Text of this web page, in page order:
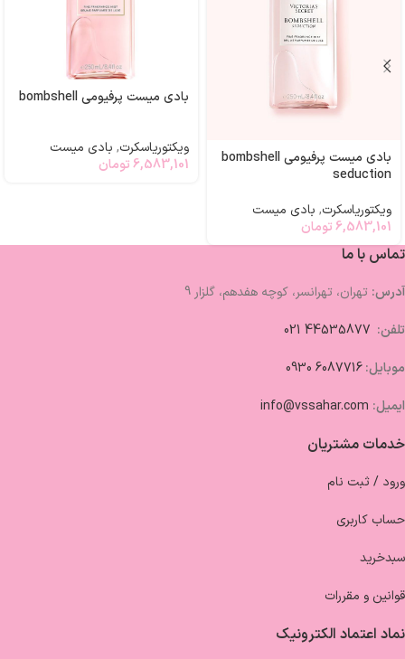
بادی میست پرفیومی bombshell
seduction
ویکتوریاسکرت, بادی میست
6,583,101تومان
بادی میست پرفیومی bombshell
ویکتوریاسکرت, بادی میست
6,583,101تومان
تماس با ما
آدرس: تهران، تهرانسر، کوچه هفدهم، گلزار 9
تلفن:
موبایل:6087716 0930
ایمیل: info@vssahar.com
خدمات مشتریان
ورود / ثبت نام
حساب کاربری
سبدخرید
قوانین و مقررات
نماد اعتماد الکترونیک